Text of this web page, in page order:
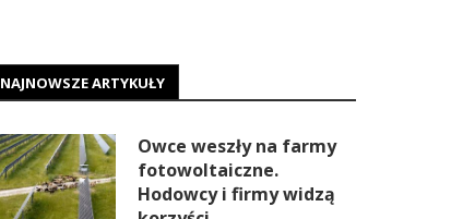
NAJNOWSZE ARTYKUŁY
Owce weszły na farmy
fotowoltaiczne.
Hodowcy i firmy widzą